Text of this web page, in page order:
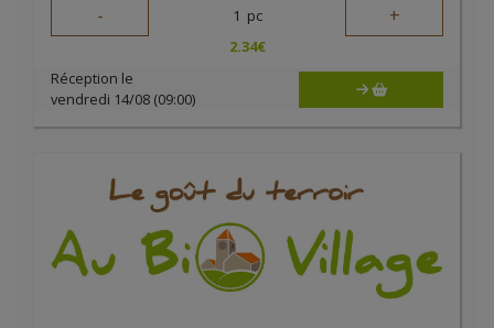
- 1 pc +
2.34€
Réception le
vendredi 14/08 (09:00)